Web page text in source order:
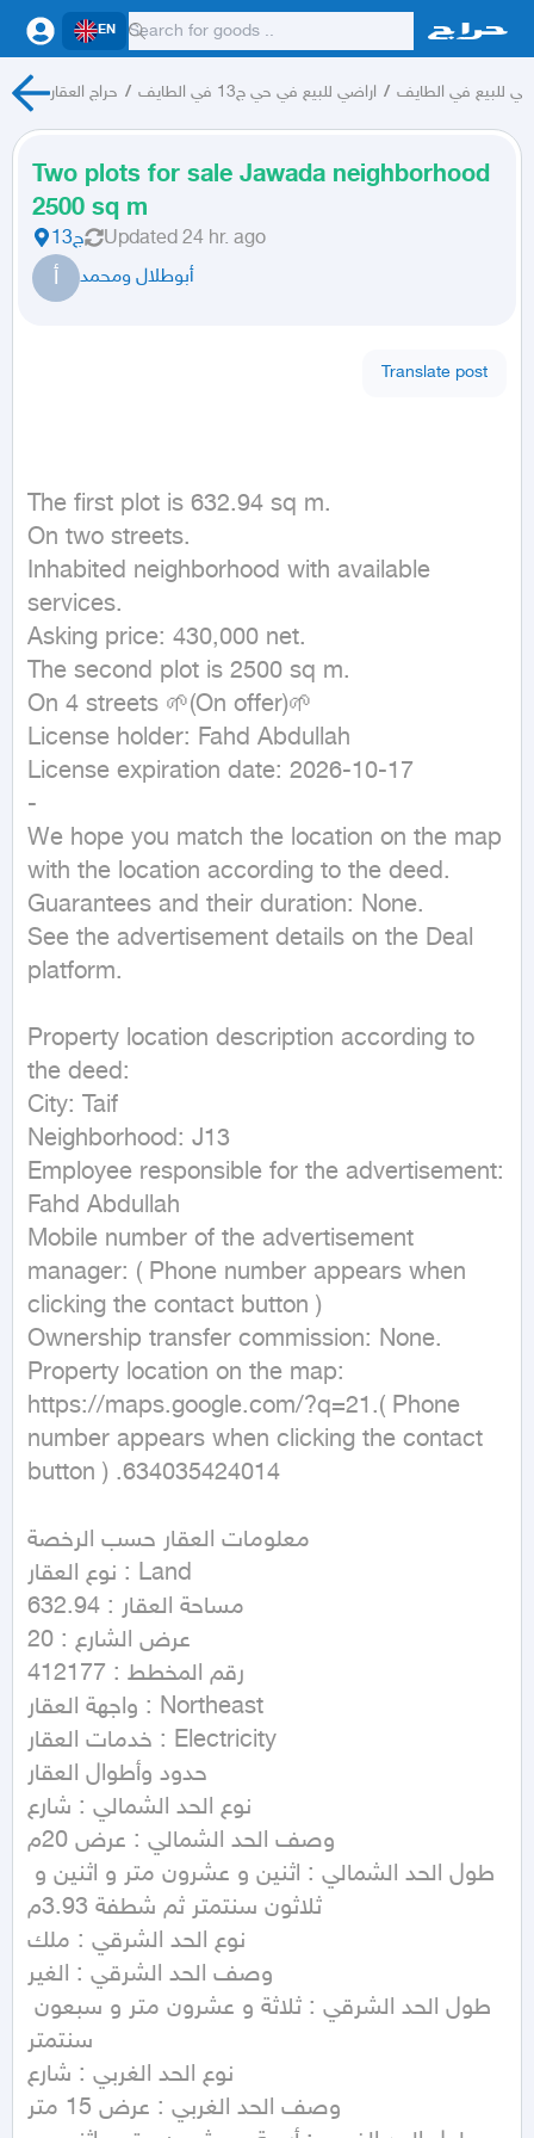
EN
حراج العقار / اراضي للبيع في حي ج13 في الطايف / للبيع في الطايف
Two plots for sale Jawada neighborhood
2500 sq m
ج13 Updated 24 hr. ago
أ أبوطلال ومحمد
Translate post
The first plot is 632.94 sq m.
On two streets.
Inhabited neighborhood with available
services.
Asking price: 430,000 net.
The second plot is 2500 sq m.
On 4 streets 🌱(On offer)🌱
License holder: Fahd Abdullah
License expiration date: 2026-10-17
-
We hope you match the location on the map
with the location according to the deed.
Guarantees and their duration: None.
See the advertisement details on the Deal
platform.
Property location description according to
the deed:
City: Taif
Neighborhood: J13
Employee responsible for the advertisement:
Fahd Abdullah
Mobile number of the advertisement
manager: ( Phone number appears when
clicking the contact button )
Ownership transfer commission: None.
Property location on the map:
https://maps.google.com/?q=21.( Phone
number appears when clicking the contact
button ) .634035424014
معلومات العقار حسب الرخصة
نوع العقار : Land
مساحة العقار : 632.94
عرض الشارع : 20
رقم المخطط : 412177
واجهة العقار : Northeast
خدمات العقار : Electricity
حدود وأطوال العقار
نوع الحد الشمالي : شارع
وصف الحد الشمالي : عرض 20م
ثلاثون سنتمتر ثم شطفة 3.93م
نوع الحد الشرقي : ملك
وصف الحد الشرقي : الغير
سنتمتر
نوع الحد الغربي : شارع
وصف الحد الغربي : عرض 15 متر